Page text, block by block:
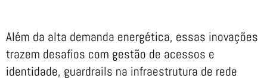
Além da alta demanda energética, essas inovações
trazem desafios com gestão de acessos e
identidade, guardrails na infraestrutura de rede